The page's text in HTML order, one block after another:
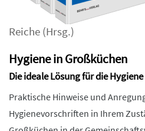
Reiche (Hrsg.)
Hygiene in Großküchen
Die ideale Lösung für die
Praktische Hinweise und
Hygienevorschriften in Ihrem